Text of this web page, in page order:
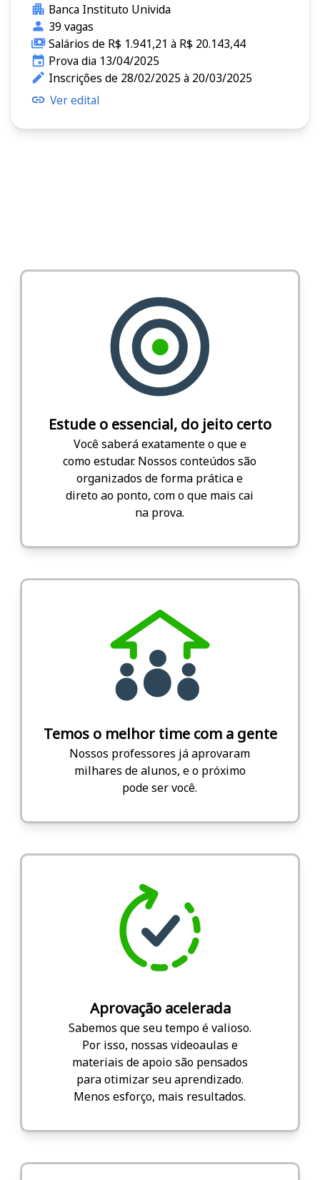
Banca Instituto Univida
39 vagas
Salários de R$ 1.941,21 à R$ 20.143,44
Prova dia 13/04/2025
Inscrições de 28/02/2025 à 20/03/2025
Ver edital
Estude o essencial, do jeito certo
Você saberá exatamente o que e
como estudar. Nossos conteúdos são
organizados de forma prática e
direto ao ponto, com o que mais cai
na prova.
Temos o melhor time com a gente
Nossos professores já aprovaram
milhares de alunos, e o próximo
pode ser você.
Aprovação acelerada
Sabemos que seu tempo é valioso.
Por isso, nossas videoaulas e
materiais de apoio são pensados
para otimizar seu aprendizado.
Menos esforço, mais resultados.